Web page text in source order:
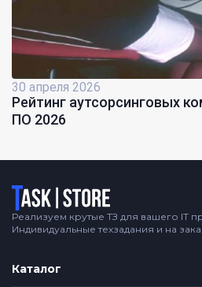
30 апреля 2026
Рейтинг аутсорсинговых
ПО 2026
Логотип
Реализуем крутые ТЗ для вашего IT
Индивидуальные техзадания и на
Каталог